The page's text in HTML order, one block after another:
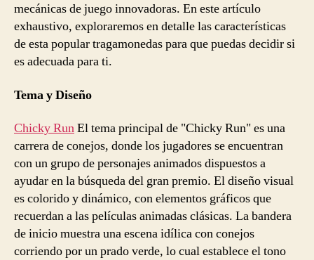
mecánicas de juego innovadoras. En este artículo
exhaustivo, exploraremos en detalle las características
de esta popular tragamonedas para que puedas decidir si
es adecuada para ti.
Tema y Diseño
Chicky RunEl tema principal de "Chicky Run" es una
carrera de conejos, donde los jugadores se encuentran
con un grupo de personajes animados dispuestos a
ayudar en la búsqueda del gran premio. El diseño visual
es colorido y dinámico, con elementos gráficos que
recuerdan a las películas animadas clásicas. La bandera
de inicio muestra una escena idílica con conejos
corriendo por un prado verde, lo cual establece el tono